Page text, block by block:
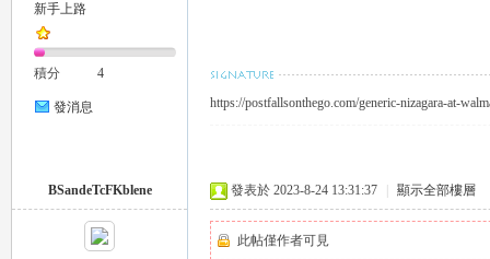
新手上路
積分 4
發消息 https://postfallsonthego.com/generic-nizagara-at-
BSandeTcFKblene 發表於 2023-8-24 13:31:37 顯示全部樓層
此帖僅作者可見